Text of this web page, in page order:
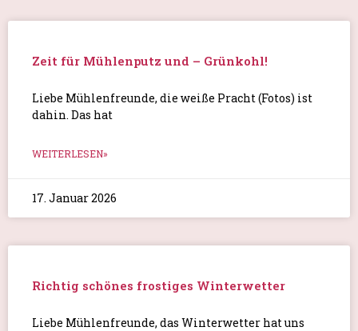
Zeit für Mühlenputz und – Grünkohl!
Liebe Mühlenfreunde, die weiße Pracht (Fotos) ist
dahin. Das hat
WEITERLESEN»
17. Januar 2026
Richtig schönes frostiges Winterwetter
Liebe Mühlenfreunde, das Winterwetter hat uns